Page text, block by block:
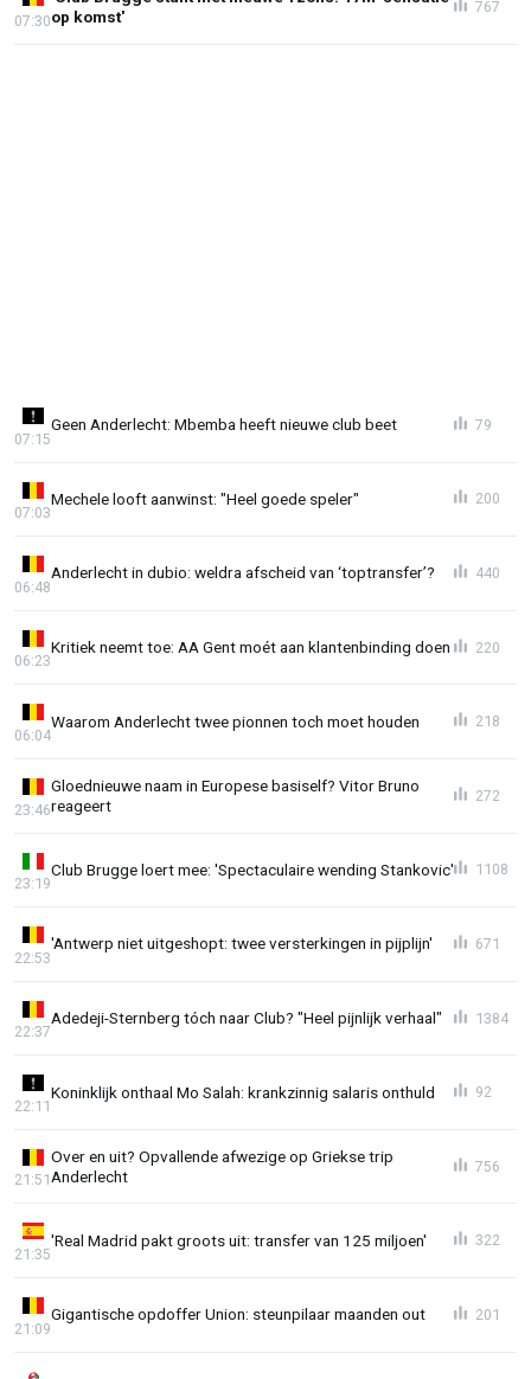
op komst'
07:30
767
Geen Anderlecht: Mbemba heeft nieuwe club beet
07:15
79
Mechele looft aanwinst: "Heel goede speler"
07:03
200
Anderlecht in dubio: weldra afscheid van ‘toptransfer’?
06:48
440
Kritiek neemt toe: AA Gent moét aan klantenbinding doen
06:23
220
Waarom Anderlecht twee pionnen toch moet houden
06:04
218
Gloednieuwe naam in Europese basiself? Vitor Bruno
reageert
23:46
272
Club Brugge loert mee: 'Spectaculaire wending Stankovic'
23:19
1108
'Antwerp niet uitgeshopt: twee versterkingen in pijplijn'
22:53
671
Adedeji-Sternberg tóch naar Club? "Heel pijnlijk verhaal"
22:37
1384
Koninklijk onthaal Mo Salah: krankzinnig salaris onthuld
22:11
92
Over en uit? Opvallende afwezige op Griekse trip
Anderlecht
21:51
756
'Real Madrid pakt groots uit: transfer van 125 miljoen'
21:35
322
Gigantische opdoffer Union: steunpilaar maanden out
21:09
201